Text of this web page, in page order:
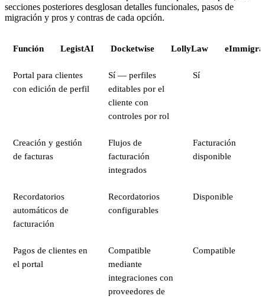
secciones posteriores desglosan detalles funcionales, pasos de
migración y pros y contras de cada opción.
Función LegistAI Docketwise LollyLaw
Portal para clientes
con edición de perfil
Sí — perfiles
editables por el
cliente con
controles por rol
Sí
Creación y gestión
de facturas
Flujos de
facturación
integrados
Facturación
disponible
Recordatorios
automáticos de
facturación
Recordatorios
configurables
Disponible
Pagos de clientes en
el portal
Compatible
mediante
integraciones con
proveedores de
Compatible